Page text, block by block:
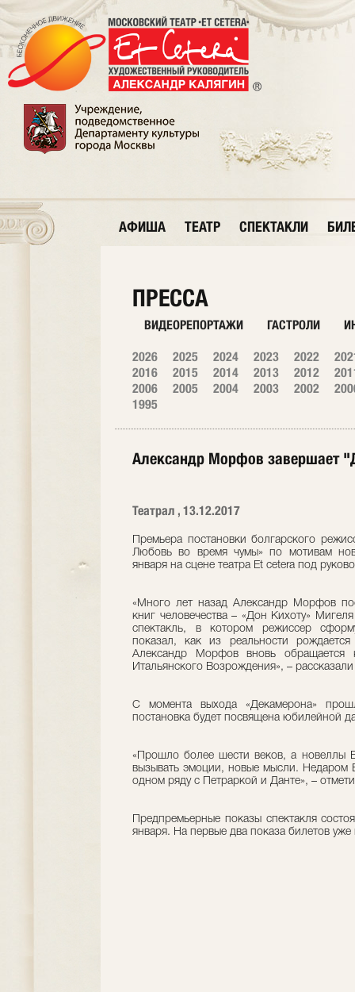
АФИША ТЕАТР СПЕКТАКЛИ
ПРЕССА
ВИДЕОРЕПОРТАЖИ ГАСТРОЛИ
2026 2025 2024 2023 2022
2016
2015 2014 2013 2012
2006
2005 2004 2003 2002
1995
Александр Морфов завершает
Театрал , 13.12.2017
Премьера постановки болгарского
Любовь во время чумы» по мотивам
января на сцене театра Et cetera под
«Много лет назад Александр Морфов
книг человечества – «Дон Кихоту»
спектакль, в котором режиссер
показал, как из реальности
Александр Морфов вновь обращается
Итальянского Возрождения», –
С момента выхода «Декамерона»
постановка будет посвящена юбилейной
«Прошло более шести веков, а новеллы
вызывать эмоции, новые мысли. Недаром
одном ряду с Петраркой и Данте», –
Предпремьерные показы спектакля
января. На первые два показа билетов уже